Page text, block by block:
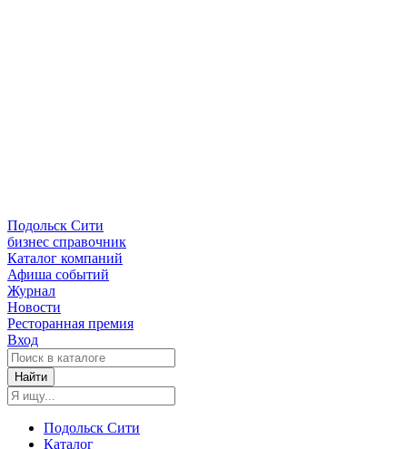
Подольск Сити
бизнес справочник
Каталог компаний
Афиша событий
Журнал
Новости
Ресторанная премия
Вход
Найти
Подольск Сити
Каталог